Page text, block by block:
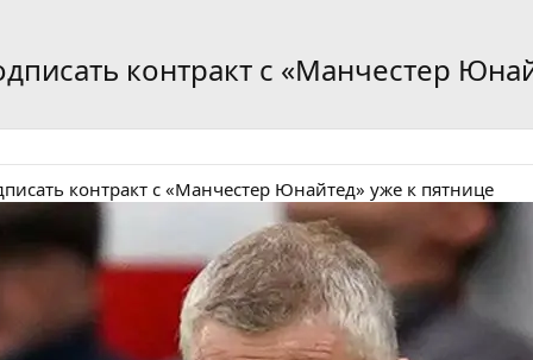
контракт с «Манчестер
контракт с «Манчестер Юнайтед» уже к пятнице